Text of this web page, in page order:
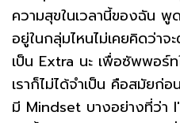
ความสุขในเวลานี้ของฉัน พูด
อยู่ในกลุ่มไหนไม่เคยคิดว่าจ
เป็น Extra นะ เพื่อซัพพอร์
เราก็ไม่ได้จำเป็น คือสมัยก่อ
มี Mindset บางอย่างที่ว่